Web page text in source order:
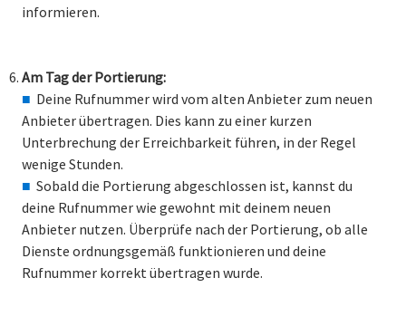
informieren.
Am Tag der Portierung:
Deine Rufnummer wird vom alten Anbieter zum neuen
Anbieter übertragen. Dies kann zu einer kurzen
Unterbrechung der Erreichbarkeit führen, in der Regel
wenige Stunden.
Sobald die Portierung abgeschlossen ist, kannst du
deine Rufnummer wie gewohnt mit deinem neuen
Anbieter nutzen. Überprüfe nach der Portierung, ob alle
Dienste ordnungsgemäß funktionieren und deine
Rufnummer korrekt übertragen wurde.